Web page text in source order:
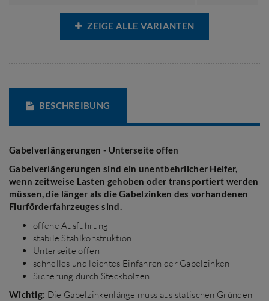
ZEIGE ALLE VARIANTEN
BESCHREIBUNG
Gabelverlängerungen - Unterseite offen
Gabelverlängerungen sind ein unentbehrlicher Helfer,
wenn zeitweise Lasten gehoben oder transportiert werden
müssen, die länger als die Gabelzinken des vorhandenen
Flurförderfahrzeuges sind.
offene Ausführung
stabile Stahlkonstruktion
Unterseite offen
schnelles und leichtes Einfahren der Gabelzinken
Sicherung durch Steckbolzen
Wichtig: Die Gabelzinkenlänge muss aus statischen Gründen